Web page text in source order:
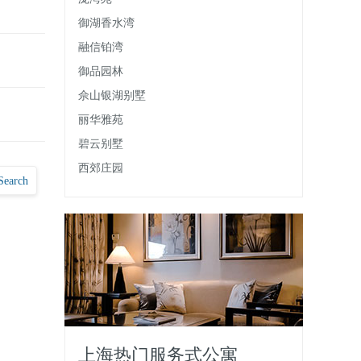
御湖香水湾
融信铂湾
御品园林
佘山银湖别墅
丽华雅苑
碧云别墅
西郊庄园
上海热门服务式公寓